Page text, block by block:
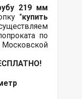
219 мм
"купить
по